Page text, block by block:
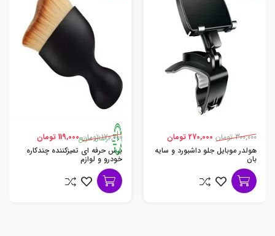
300,000 تومان
270,000 تومان
هولدر موبایل جلو داشبورد و سایه
بان
ارسال سریع170,000 تومان
119,000 تومان
برس حرفه ای تمیزکننده چندکاره
خودرو و لوازم